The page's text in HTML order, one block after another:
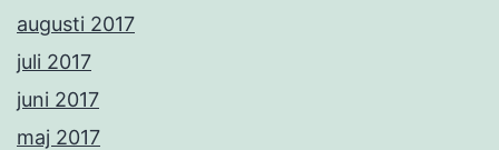
augusti 2017
juli 2017
juni 2017
maj 2017